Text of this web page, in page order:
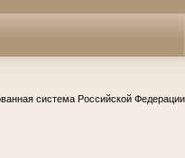
система Российской